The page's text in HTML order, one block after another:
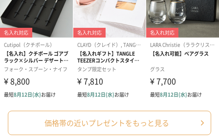
ハンドタオル・ハンカチ
ハンドタオル・ハンカチを同梱してお届けいたします。ギフトへ
の＋αにおすすめです。
価格帯の近いプレゼントをもっと見る